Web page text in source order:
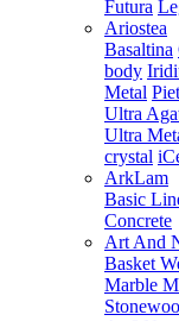
Futura
Ariostea
Basaltina
body
Metal
Ultra
Ultra
crystal
ArkLam
Basic
Concrete
Art And
Basket
Marble